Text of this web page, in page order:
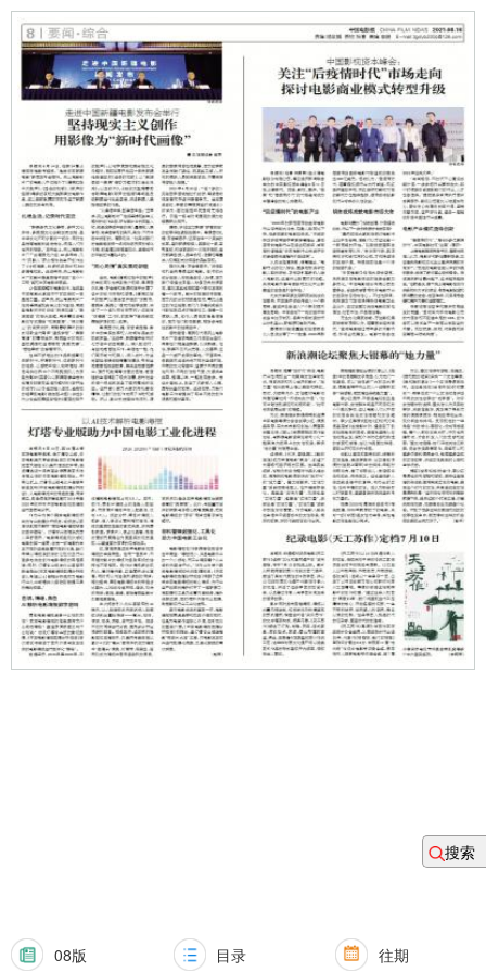
08版 目录 往期
搜索